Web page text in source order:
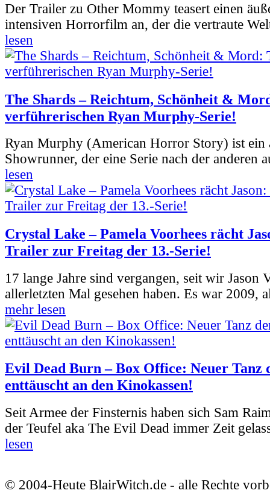
Der Trailer zu Other Mommy teasert einen
intensiven Horrorfilm an, der die vertraute
lesen
The Shards – Reichtum, Schönheit &
verführerischen Ryan Murphy-Serie!
Ryan Murphy (American Horror Story) ist ein
Showrunner, der eine Serie nach der anderen
lesen
Crystal Lake – Pamela Voorhees rächt
Trailer zur Freitag der 13.-Serie!
17 lange Jahre sind vergangen, seit wir Jason
allerletzten Mal gesehen haben. Es war 2009,
mehr lesen
Evil Dead Burn – Box Office: Neuer Tanz
enttäuscht an den Kinokassen!
Seit Armee der Finsternis haben sich Sam
der Teufel aka The Evil Dead immer Zeit
lesen
© 2004-Heute BlairWitch.de - alle Rechte